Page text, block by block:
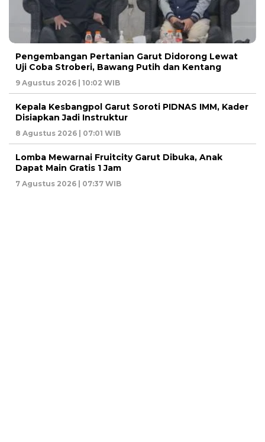
Pengembangan Pertanian Garut Didorong Lewat
Uji Coba Stroberi, Bawang Putih dan Kentang
9 Agustus 2026 | 10:02 WIB
Kepala Kesbangpol Garut Soroti PIDNAS IMM, Kader
Disiapkan Jadi Instruktur
8 Agustus 2026 | 07:01 WIB
Lomba Mewarnai Fruitcity Garut Dibuka, Anak
Dapat Main Gratis 1 Jam
7 Agustus 2026 | 07:37 WIB